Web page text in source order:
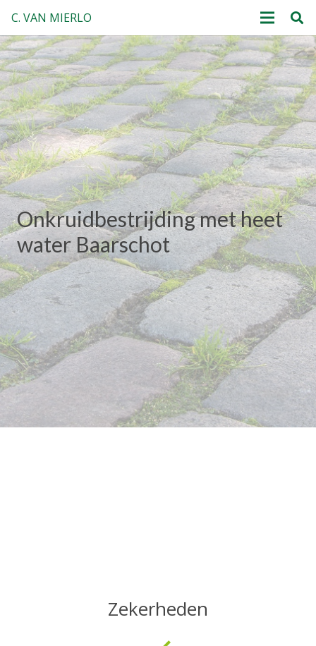
C. VAN MIERLO
Onkruidbestrijding met heet
water Baarschot
Zekerheden